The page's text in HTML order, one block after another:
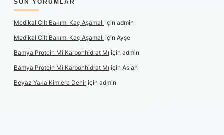
SON YORUMLAR
Medikal Cilt Bakımı Kaç Aşamalı için admin
Medikal Cilt Bakımı Kaç Aşamalı için Ayşe
Bamya Protein Mi Karbonhidrat Mı için admin
Bamya Protein Mi Karbonhidrat Mı için Aslan
Beyaz Yaka Kimlere Deniriçin admin